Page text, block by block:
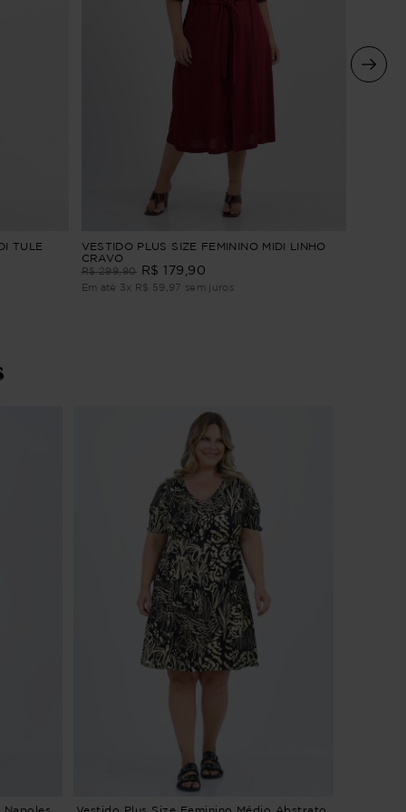
TULE
VESTIDO PLUS SIZE FEMININO MIDI LINHO
CRAVO
R$ 299,90 R$ 179 90
Em até 3x R$ 59 97 sem juros
Napoles Vestido Plus Size Feminino Médio Abstrato